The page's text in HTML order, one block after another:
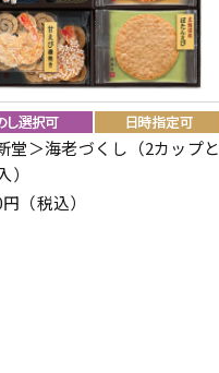
堂＞海老づくし（2カップと
）
（税込）